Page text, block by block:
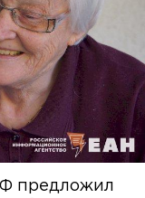
предложил